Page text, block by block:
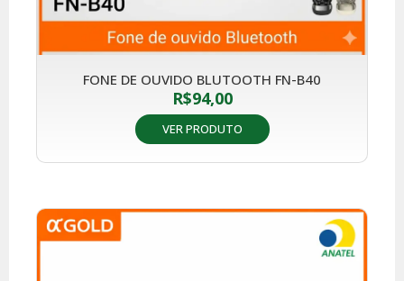
FONE DE OUVIDO BLUTOOTH FN-B40
R$94,00
VER PRODUTO